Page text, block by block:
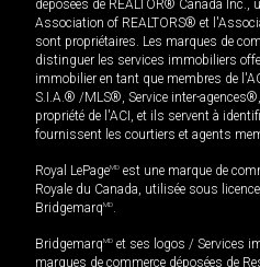
déposées de REALTOR® Canada Inc.,
Association of REALTORS® et
sont propriétaires. Les marques de
distinguer les services immobiliers
immobilier en tant que membres de
S.I.A.® /MLS®, Service inter-
propriété de l'ACI, et ils servent à
fournissent les courtiers et agents
Royal LePageMD est une marque de
Royale du Canada, utilisée sous
BridgemarqMD
BridgemarqMD et ses logos / Services
marques de commerce déposées de